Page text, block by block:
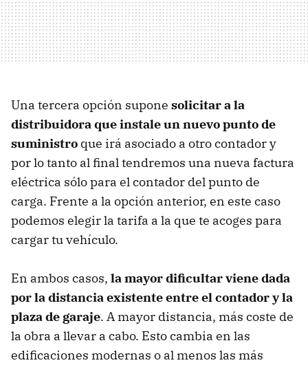
Una tercera opción supone solicitar a la
distribuidora que instale un nuevo punto de
suministro que irá asociado a otro contador y
por lo tanto al final tendremos una nueva factura
eléctrica sólo para el contador del punto de
carga. Frente a la opción anterior, en este caso
podemos elegir la tarifa a la que te acoges para
cargar tu vehículo.
En ambos casos, la mayor dificultar viene dada
por la distancia existente entre el contador y la
plaza de garaje. A mayor distancia, más coste de
la obra a llevar a cabo. Esto cambia en las
edificaciones modernas o al menos las más